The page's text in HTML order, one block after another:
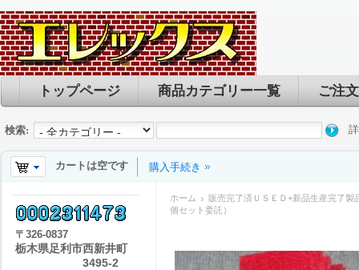
トップページ 商品カテゴリー一覧 ご注
検索:
カートは空です 購入手続き
ホーム
販売完了済ＵＳＥＤ+新品生産完了製
個セット委託）
〒 326-0837
栃木県足利市西新井町
3495-2